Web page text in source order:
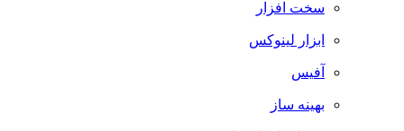
سخت افزار
ابزار لینوکس
آفیس
بهینه ساز